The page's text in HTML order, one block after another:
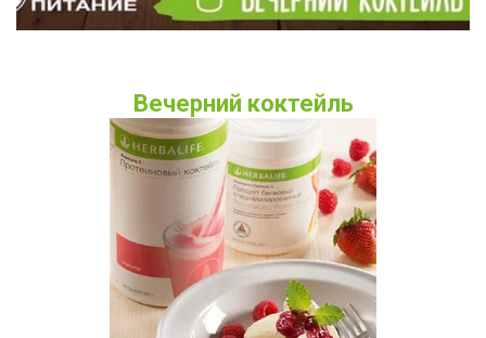
Вечерний коктейль